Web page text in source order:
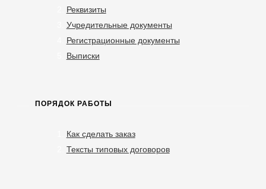
Реквизиты
Учредительные документы
Регистрационные документы
Выписки
ПОРЯДОК РАБОТЫ
Как сделать заказ
Тексты типовых договоров